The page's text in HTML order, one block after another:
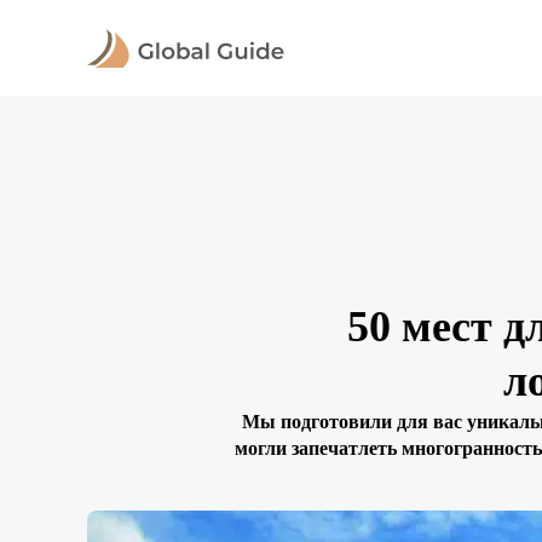
50 мест
Мы подготовили для вас
могли запечатлеть